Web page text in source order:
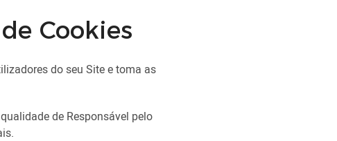
Cookies
do seu Site e toma as
de Responsável pelo